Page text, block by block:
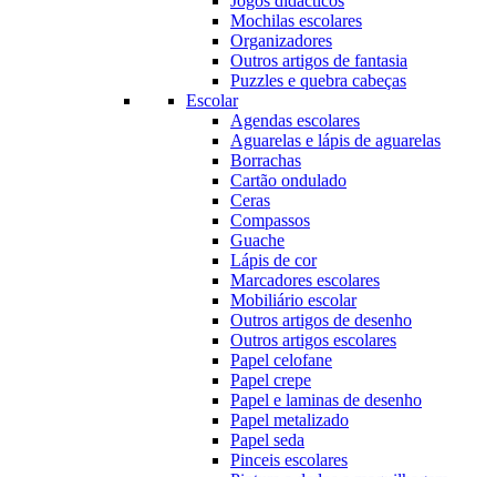
Mochilas escolares
Organizadores
Outros artigos de fantasia
Puzzles e quebra cabeças
Escolar
Agendas escolares
Aguarelas e lápis de aguarelas
Borrachas
Cartão ondulado
Ceras
Compassos
Guache
Lápis de cor
Marcadores escolares
Mobiliário escolar
Outros artigos de desenho
Outros artigos escolares
Papel celofane
Papel crepe
Papel e laminas de desenho
Papel metalizado
Papel seda
Pinceis escolares